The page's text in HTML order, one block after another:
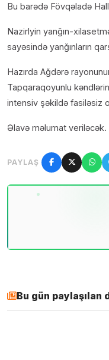
Bu barədə Fövqəladə
Nazirlyin yanğın-
sayəsində yanğınların
Hazırda Ağdərə
Tapqaraqoyunlu
intensiv şəkildə fasiləsiz
Əlavə məlumat veriləcək.
PAYLAŞ
Bu gün paylaşılan